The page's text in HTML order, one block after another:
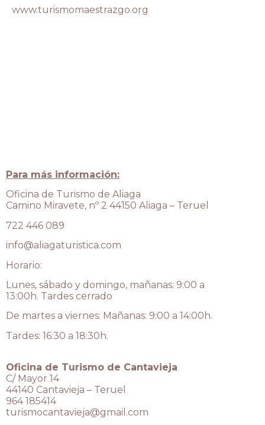
www.turismomaestrazgo.org
Para más información:
Oficina de Turismo de Aliaga
Camino Miravete, nº 2 44150 Aliaga – Teruel
722 446 089
info@aliagaturistica.com
Horario:
Lunes, sábado y domingo, mañanas: 9:00 a
13:00h. Tardes cerrado
De martes a viernes: Mañanas: 9:00 a 14:00h.
Tardes: 16:30 a 18:30h.
Oficina de Turismo de Cantavieja
C/ Mayor 14
44140 Cantavieja – Teruel
964 185414
turismocantavieja@gmail.com